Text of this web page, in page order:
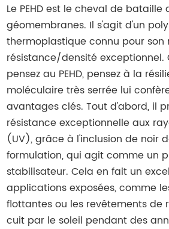
Le PEHD est le cheval de bataille
géomembranes. Il s'agit d'un
thermoplastique connu pour son
résistance/densité exceptionnel.
pensez au PEHD, pensez à la
moléculaire très serrée lui
avantages clés. Tout d'abord, il
résistance exceptionnelle aux
(UV), grâce à l'inclusion de noir
formulation, qui agit comme un
stabilisateur. Cela en fait un
applications exposées, comme
flottantes ou les revêtements de
cuit par le soleil pendant des